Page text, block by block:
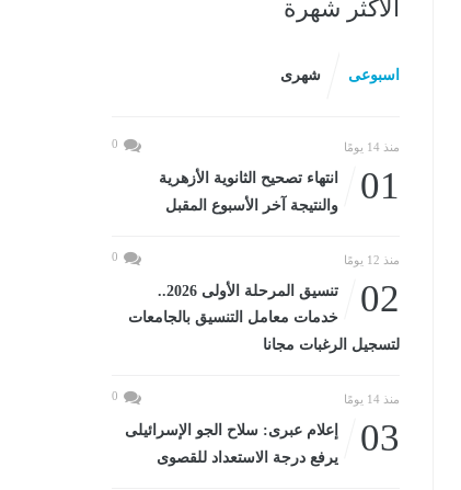
الأكثر شهرة
اسبوعى شهرى
منذ 14 يومًا 0
01
انتهاء تصحيح الثانوية الأزهرية
والنتيجة آخر الأسبوع المقبل
منذ 12 يومًا 0
02
تنسيق المرحلة الأولى 2026..
خدمات معامل التنسيق بالجامعات
لتسجيل الرغبات مجانا
منذ 14 يومًا 0
03
إعلام عبرى: سلاح الجو الإسرائيلى
يرفع درجة الاستعداد للقصوى